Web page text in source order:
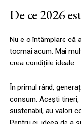
De ce 2026
Nu e o întâmplare că
tocmai acum. Mai
crea condițiile ideale.
În primul rând,
consum. Acești
sustenabil, au valori